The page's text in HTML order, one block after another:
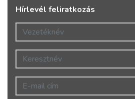
Hírlevél feliratkozás
Vezetéknév
Keresztnév
E-mail cím